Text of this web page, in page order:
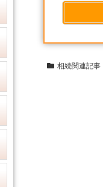
相続関連記事